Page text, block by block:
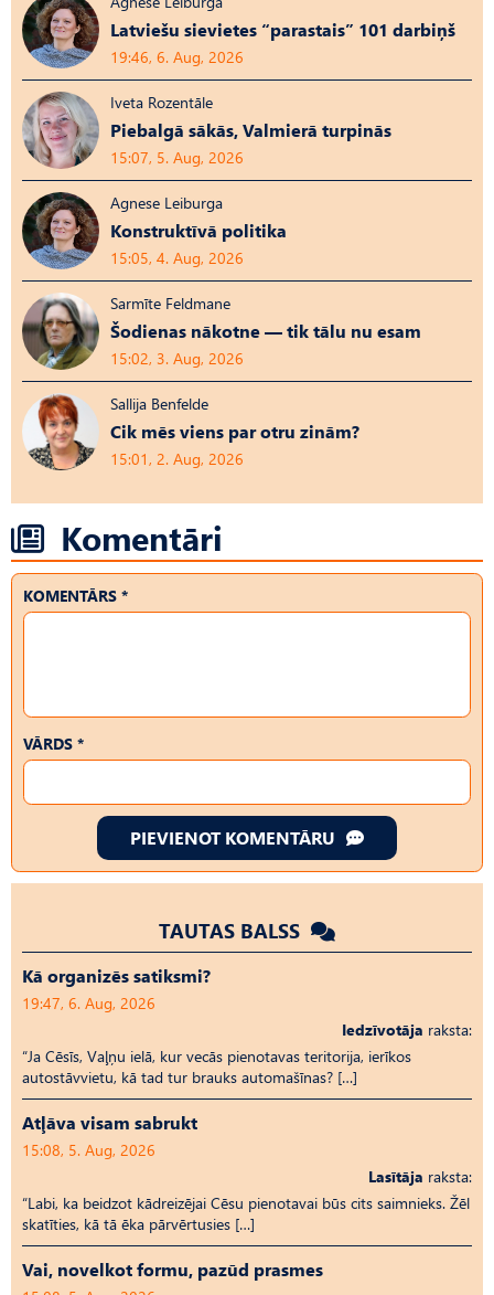
Latviešu sievietes “parastais” 101 darbiņš
19:46, 6. Aug, 2026
Iveta Rozentāle
Piebalgā sākās, Valmierā turpinās
15:07, 5. Aug, 2026
Agnese Leiburga
Konstruktīvā politika
15:05, 4. Aug, 2026
Sarmīte Feldmane
Šodienas nākotne — tik tālu nu esam
15:02, 3. Aug, 2026
Sallija Benfelde
Cik mēs viens par otru zinām?
15:01, 2. Aug, 2026
Komentāri
KOMENTĀRS *
VĀRDS *
PIEVIENOT KOMENTĀRU
TAUTAS BALSS
Kā organizēs satiksmi?
19:47, 6. Aug, 2026
Iedzīvotāja raksta:
“Ja Cēsīs, Vaļņu ielā, kur vecās pienotavas teritorija, ierīkos
autostāvvietu, kā tad tur brauks automašīnas? […]
Atļāva visam sabrukt
15:08, 5. Aug, 2026
Lasītāja raksta:
“Labi, ka beidzot kādreizējai Cēsu pienotavai būs cits saimnieks. Žēl
skatīties, kā tā ēka pārvērtusies […]
Vai, novelkot formu, pazūd prasmes